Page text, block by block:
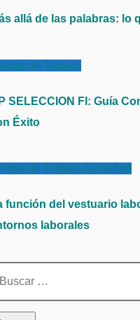
allá de las palabras: lo
de Trabajo
SELECCION FI: Guía
Éxito
de Trabajo Sociedad
función del vestuario
laborales